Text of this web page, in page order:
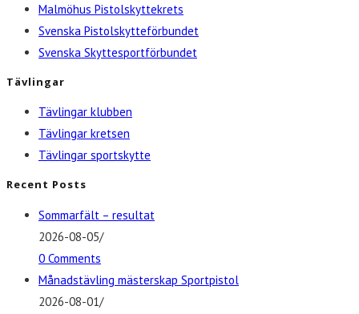
Malmöhus Pistolskyttekrets
Svenska Pistolskytteförbundet
Svenska Skyttesportförbundet
Tävlingar
Tävlingar klubben
Tävlingar kretsen
Tävlingar sportskytte
Recent Posts
Sommarfält – resultat
2026-08-05/
0 Comments
Månadstävling mästerskap Sportpistol
2026-08-01/